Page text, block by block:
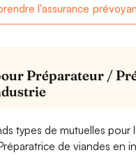
l'assurance
Préparateur /
types de mutuelles pour
de viandes en